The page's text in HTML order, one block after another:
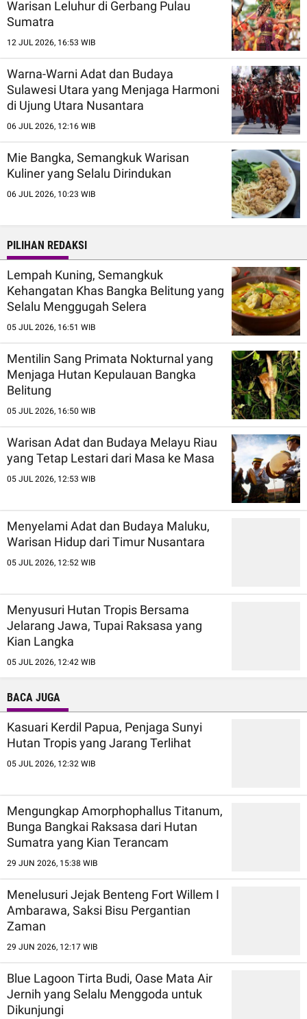
Warisan Leluhur di Gerbang Pulau
Sumatra
12 JUL 2026, 16:53 WIB
Warna-Warni Adat dan Budaya
Sulawesi Utara yang Menjaga Harmoni
di Ujung Utara Nusantara
06 JUL 2026, 12:16 WIB
Mie Bangka, Semangkuk Warisan
Kuliner yang Selalu Dirindukan
06 JUL 2026, 10:23 WIB
PILIHAN REDAKSI
Lempah Kuning, Semangkuk
Kehangatan Khas Bangka Belitung yang
Selalu Menggugah Selera
05 JUL 2026, 16:51 WIB
Mentilin Sang Primata Nokturnal yang
Menjaga Hutan Kepulauan Bangka
Belitung
05 JUL 2026, 16:50 WIB
Warisan Adat dan Budaya Melayu Riau
yang Tetap Lestari dari Masa ke Masa
05 JUL 2026, 12:53 WIB
Menyelami Adat dan Budaya Maluku,
Warisan Hidup dari Timur Nusantara
05 JUL 2026, 12:52 WIB
Menyusuri Hutan Tropis Bersama
Jelarang Jawa, Tupai Raksasa yang
Kian Langka
05 JUL 2026, 12:42 WIB
BACA JUGA
Kasuari Kerdil Papua, Penjaga Sunyi
Hutan Tropis yang Jarang Terlihat
05 JUL 2026, 12:32 WIB
Mengungkap Amorphophallus Titanum,
Bunga Bangkai Raksasa dari Hutan
Sumatra yang Kian Terancam
29 JUN 2026, 15:38 WIB
Menelusuri Jejak Benteng Fort Willem I
Ambarawa, Saksi Bisu Pergantian
Zaman
29 JUN 2026, 12:17 WIB
Blue Lagoon Tirta Budi, Oase Mata Air
Jernih yang Selalu Menggoda untuk
Dikunjungi